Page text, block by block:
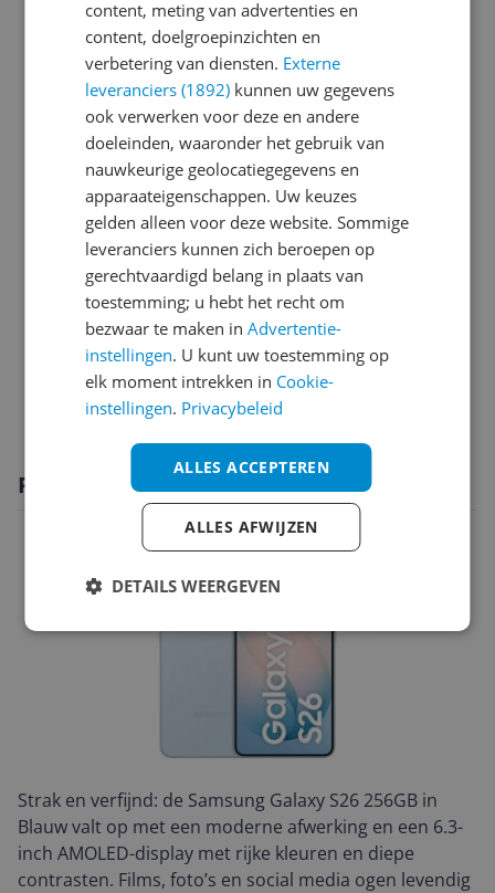
Introductie en ondersteuning
Kenmerken
Mogelijke vereisten instellen en gebruik
Opslaggeheugen
Overige kenmerken
Productinformatie
Scherm
Sim informatie
Software
Specificaties
Productomschrijving
Strak en verfijnd: de Samsung Galaxy S26 256GB in
Blauw valt op met een moderne afwerking en een 6.3-
inch AMOLED-display met rijke kleuren en diepe
contrasten. Films, foto’s en social media ogen levendig
content, meting van advertenties en
content, doelgroepinzichten en
verbetering van diensten. Externe
leveranciers (1892) kunnen uw gegevens
ook verwerken voor deze en andere
doeleinden, waaronder het gebruik van
nauwkeurige geolocatiegegevens en
apparaateigenschappen. Uw keuzes
gelden alleen voor deze website. Sommige
leveranciers kunnen zich beroepen op
gerechtvaardigd belang in plaats van
toestemming; u hebt het recht om
bezwaar te maken inAdvertentie-
instellingen. U kunt uw toestemming op
elk moment intrekken in Cookie-
instellingen. Privacybeleid
ALLES ACCEPTEREN
ALLES AFWIJZEN
DETAILS WEERGEVEN